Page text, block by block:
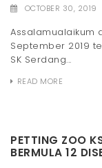
OCTOBER 30, 2019
Assalamualaikum
September 2019
SK Serdang...
READ MORE
PETTING ZOO
BERMULA 12